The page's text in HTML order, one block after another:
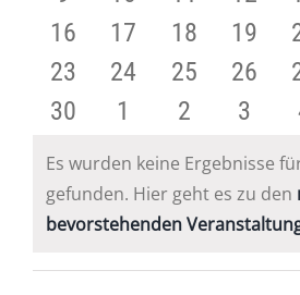
Veranstaltungen
Veranstaltungen
0
Veranstaltungen
16
0
Veranstaltungen
17
0
18
0
19
0
Veranstaltungen
23
0
Veranstaltungen
24
0
25
0
26
0
Veranstaltungen
30
0
Veranstaltungen
1
0
2
0
3
Hinweis
Es wurden keine Ergebnisse
gefunden. Hier geht es zu den
bevorstehenden